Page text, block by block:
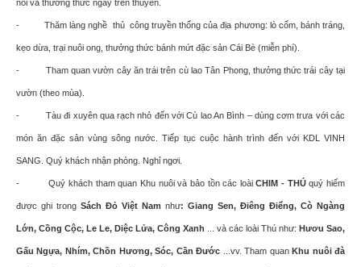
nổi và thưởng thức ngay trên thuyền.
- Thăm làng nghề thủ công truyền thống của địa phương: lò cốm, bánh tráng,
kẹo dừa, trại nuôi ong, thưởng thức bánh mứt đặc sản Cái Bè (miễn phí).
- Tham quan vườn cây ăn trái trên cù lao Tân Phong, thưởng thức trái cây tại
vườn (theo mùa).
- Tàu đi xuyên qua rạch nhỏ đến với Cù lao An Bình – dùng cơm trưa với các
món ăn đặc sản vùng sông nước. Tiếp tục cuộc hành trình đến với KDL VINH
SANG. Quý khách nhận phòng. Nghỉ ngơi.
- Quý khách tham quan Khu nuôi và bảo tồn các loàiCHIM - THÚquý hiếm
được ghi trong Sách Đỏ Việt Nam như: Giang Sen, Điêng Điểng, Cò Ngàng
Lớn, Cồng Cộc, Le Le, Diệc Lửa, Công Xanh ... và các loài Thú như: Hươu Sao,
Gấu Ngựa, Nhím, Chồn Hương, Sóc, Cần Đước ...vv. Tham quanKhu nuôi đà